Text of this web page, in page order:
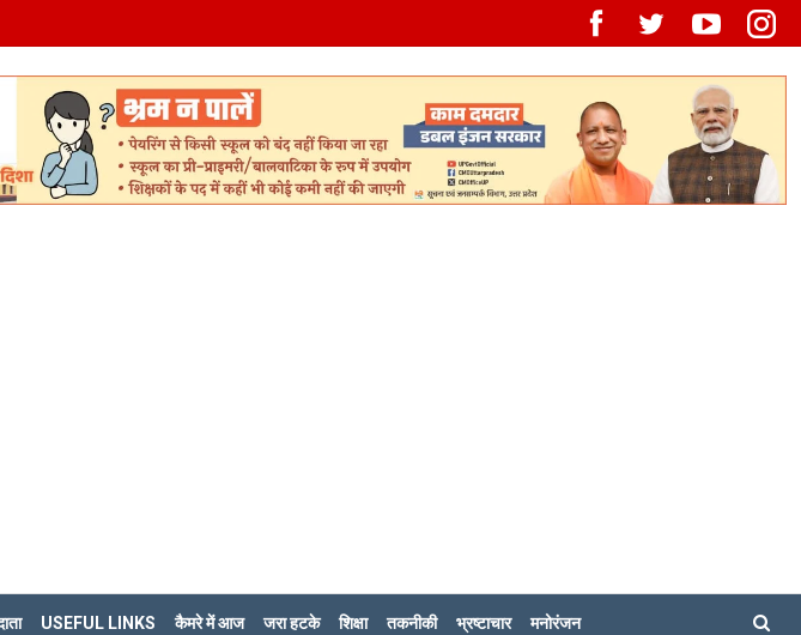
USEFUL LINKS कैमरे में आज जरा हटके शिक्षा तकनीकी भ्रष्टाचार मनोरंजन